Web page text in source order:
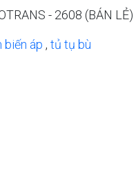
- 2608 (BÁN LẺ)
biến áp , tủ tụ bù